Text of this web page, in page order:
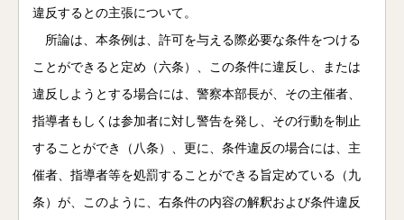
違反するとの主張について。
所論は、本条例は、許可を与える際必要な条件をつける
ことができると定め（六条）、この条件に違反し、または
違反しようとする場合には、警察本部長が、その主催者、
指導者もしくは参加者に対し警告を発し、その行動を制止
することができ（八条）、更に、条件違反の場合には、主
催者、指導者等を処罰することができる旨定めている（九
条）が、このように、右条件の内容の解釈および条件違反